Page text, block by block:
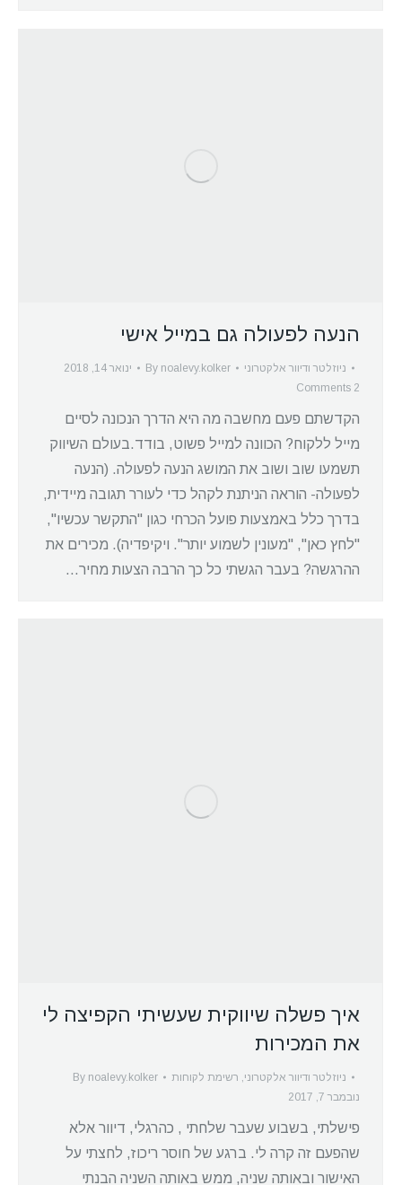
הנעה לפעולה גם במייל אישי
ניוזלטר ודיוור אלקטרוני By noalevy.kolker
ינואר 14, 2018
2 Comments
הקדשתם פעם מחשבה מה היא הדרך הנכונה לסיים
מייל ללקוח? הכוונה למייל פשוט, בודד.בעולם השיווק
תשמעו שוב ושוב את המושג הנעה לפעולה. (הנעה
לפעולה- הוראה הניתנת לקהל כדי לעורר תגובה מיידית,
בדרך כלל באמצעות פועל הכרחי כגון "התקשר עכשיו",
"לחץ כאן", "מעונין לשמוע יותר". ויקיפדיה). מכירים את
ההרגשה? בעבר הגשתי כל כך הרבה הצעות מחיר…
איך פשלה שיווקית שעשיתי הקפיצה לי
את המכירות
ניוזלטר ודיוור אלקטרוני, רשימת לקוחות By noalevy.kolker
נובמבר 7, 2017
פישלתי, בשבוע שעבר שלחתי , כהרגלי, דיוור אלא
שהפעם זה קרה לי. ברגע של חוסר ריכוז, לחצתי על
האישור ובאותה שניה, ממש באותה השניה הבנתי